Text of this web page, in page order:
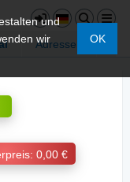
Adressen
und
wir
OK
0,00 €